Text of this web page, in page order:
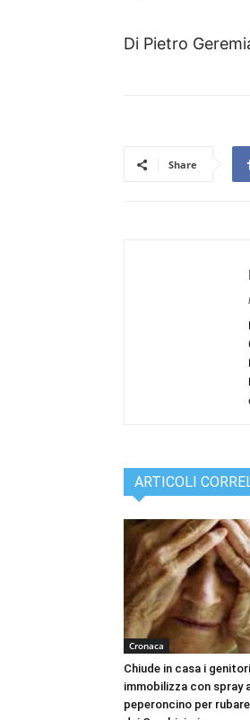
Di Pietro
Share
ARTICOLI
Cronaca
Chiude in casa i
immobilizza con spray
peperoncino per